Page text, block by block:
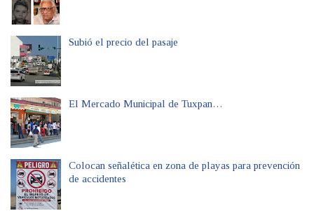
Subió el precio del pasaje
El Mercado Municipal de Tuxpan…
Colocan señalética en zona de playas para prevención
de accidentes